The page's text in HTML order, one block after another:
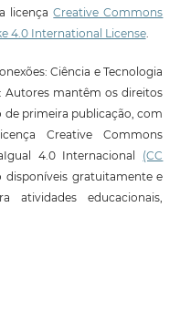
licençaCreative Commons
4.0 International License.
Ciência e Tecnologia
Autores mantêm os direitos
de primeira publicação, com
Creative Commons
4.0 Internacional (CC
disponíveis gratuitamente e
atividades educacionais,